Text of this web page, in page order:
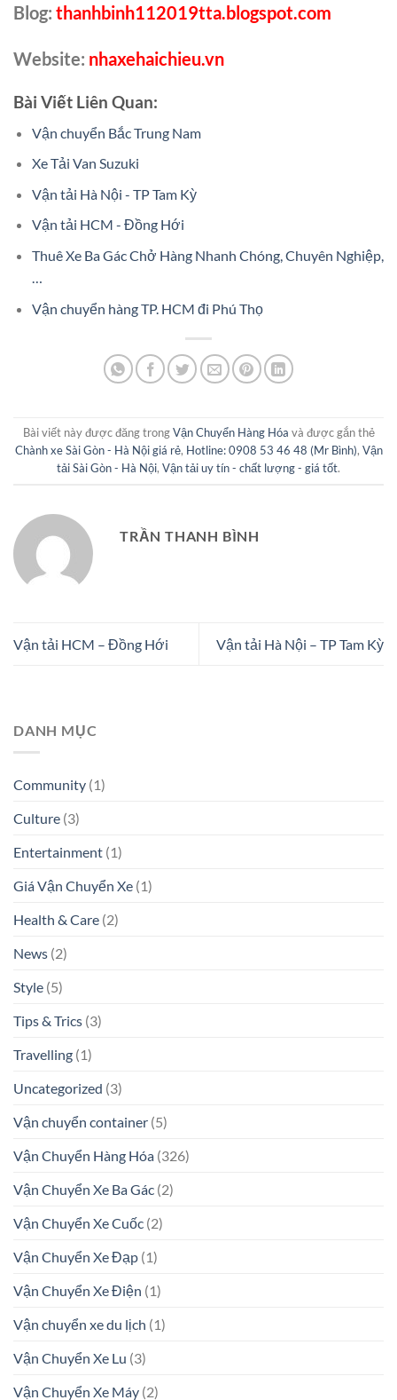
Blog: thanhbinh112019tta.blogspot.com
Website: nhaxehaichieu.vn
Bài Viết Liên Quan:
Vận chuyển Bắc Trung Nam
Xe Tải Van Suzuki
Vận tải Hà Nội - TP Tam Kỳ
Vận tải HCM - Đồng Hới
Thuê Xe Ba Gác Chở Hàng Nhanh Chóng, Chuyên Nghiệp,
…
Vận chuyển hàng TP. HCM đi Phú Thọ
Bài viết này được đăng trongVận Chuyển Hàng Hóa và được gắn thẻ
Chành xe Sài Gòn - Hà Nội giá rẻ, Hotline: 0908 53 46 48 (Mr Bình), Vận
tải Sài Gòn - Hà Nội, Vận tải uy tín - chất lượng - giá tốt.
TRẦN THANH BÌNH
Vận tải HCM – Đồng Hới Vận tải Hà Nội – TP Tam Kỳ
DANH MỤC
Community (1)
Culture (3)
Entertainment (1)
Giá Vận Chuyển Xe (1)
Health & Care (2)
News (2)
Style (5)
Tips & Trics (3)
Travelling (1)
Uncategorized (3)
Vận chuyển container (5)
Vận Chuyển Hàng Hóa (326)
Vận Chuyển Xe Ba Gác (2)
Vận Chuyển Xe Cuốc (2)
Vận Chuyển Xe Đạp (1)
Vận Chuyển Xe Điện (1)
Vận chuyển xe du lịch (1)
Vận Chuyển Xe Lu (3)
Vận Chuyển Xe Máy (2)